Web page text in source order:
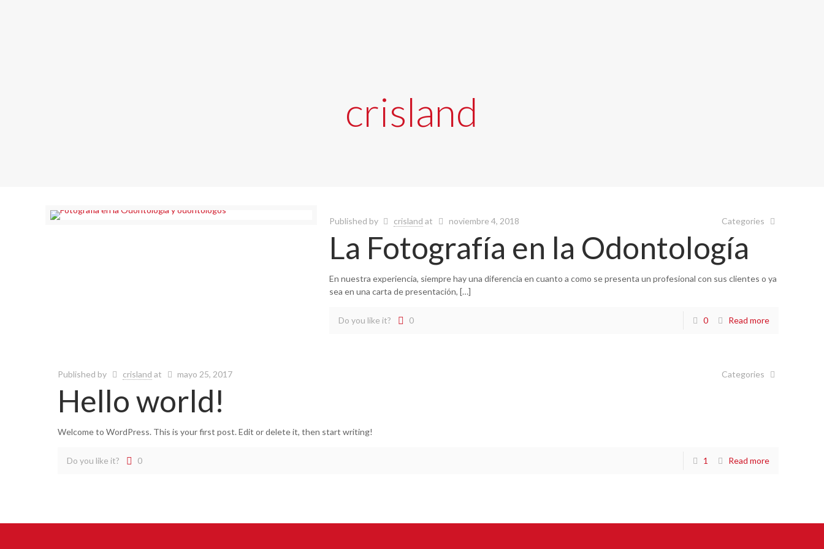
crisland
Published by crisland at noviembre 4, 2018 Categories
La Fotografía en la Odontología
En nuestra experiencia, siempre hay una diferencia en cuanto a como se presenta un profesional con sus clientes o ya
sea en una carta de presentación, […]
Do you like it? 0 0 Read more
Published by crisland at mayo 25, 2017 Categories
Hello world!
Welcome to WordPress. This is your first post. Edit or delete it, then start writing!
Do you like it? 0 1 Read more